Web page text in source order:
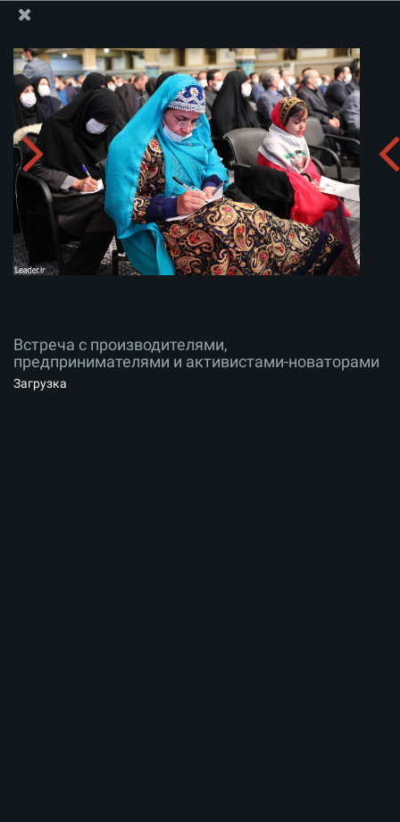
Встреча с производителями, предпринимателями и
активистами-новаторами
Скачать альбом:
Встреча с производителями,
предпринимателями и активистами-новаторами
Загрузка